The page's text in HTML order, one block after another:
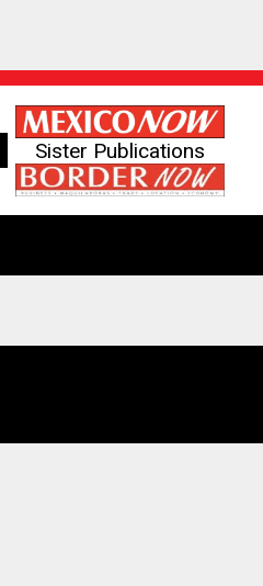
Sister Publications